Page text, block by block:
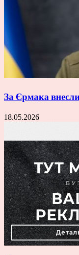
За Єрмака
18.05.2026